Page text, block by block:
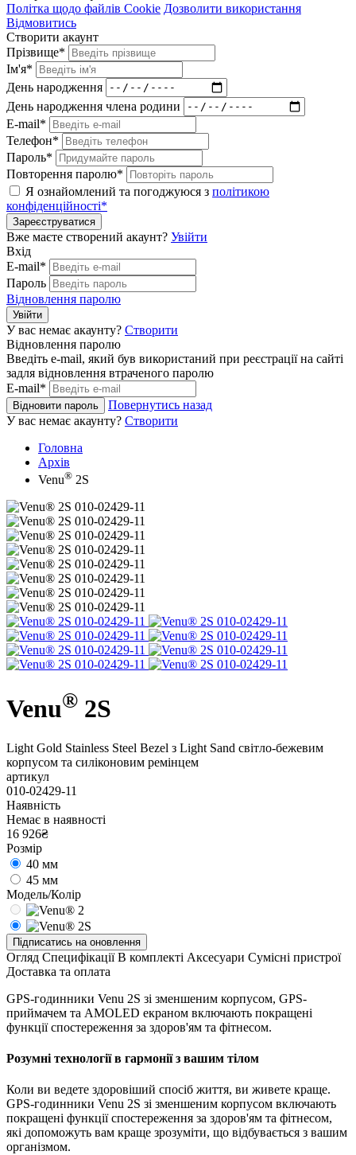
Політка щодо файлів Cookie Дозволити використання
Відмовитись
Створити акаунт
Прізвище*
Ім'я*
День народження
День народження члена родини
E-mail*
Телефон*
Пароль*
Повторення паролю*
Я ознайомлений та погоджуюся з політикою
конфіденційності*
Зареєструватися
Вже маєте створений акаунт? Увійти
Вхід
E-mail*
Пароль
Відновлення паролю
Увійти
У вас немає акаунту? Створити
Відновлення паролю
Введіть e-mail, який був використаний при реєстрації на сайті
задля відновлення втраченого паролю
E-mail*
Відновити пароль
Повернутись назад
У вас немає акаунту? Створити
Головна
Архів
Venu® 2S
Venu® 2S
Light Gold Stainless Steel Bezel з Light Sand світло-бежевим
корпусом та силіконовим ремінцем
артикул
010-02429-11
Наявність
Немає в наявності
16 926₴
Розмір
40 мм
45 мм
Модель/Колір
Підписатись на оновлення
Огляд Специфікації В комплекті Аксесуари Сумісні пристрої
Доставка та оплата
GPS-годинники Venu 2S зі зменшеним корпусом, GPS-
приймачем та AMOLED екраном включають покращені
функції спостереження за здоров'ям та фітнесом.
Розумні технології в гармонії з вашим тілом
Коли ви ведете здоровіший спосіб життя, ви живете краще.
GPS-годинники Venu 2S зі зменшеним корпусом включають
покращені функції спостереження за здоров'ям та фітнесом,
які допоможуть вам краще зрозуміти, що відбувається з вашим
організмом.